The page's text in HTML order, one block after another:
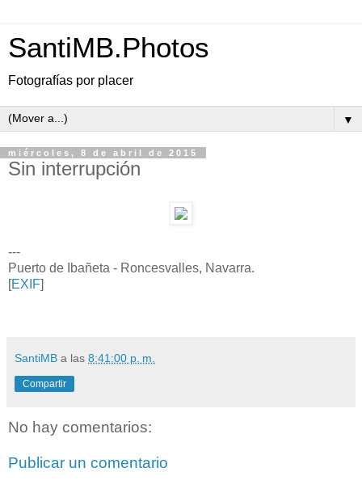
SantiMB.Photos
Fotografías por placer
▼
miércoles, 8 de abril de 2015
Sin interrupción
---
Puerto de Ibañeta - Roncesvalles, Navarra.
[EXIF]
SantiMB a las 8:41:00 p. m.
Compartir
No hay comentarios:
Publicar un comentario